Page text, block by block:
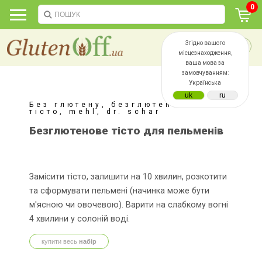
Згідно вашого
місцезнаходження,
ваша мова за
замовчуванням:
Українська
0
Без глютену, безглютенове
тісто, mehl, dr. schar
Безглютенове тісто для пельменів
Замісити тісто, залишити на 10 хвилин, розкотити
та сформувати пельмені (начинка може бути
м'ясною чи овочевою). Варити на слабкому вогні
4 хвилини у солоній воді.
купити весь набір